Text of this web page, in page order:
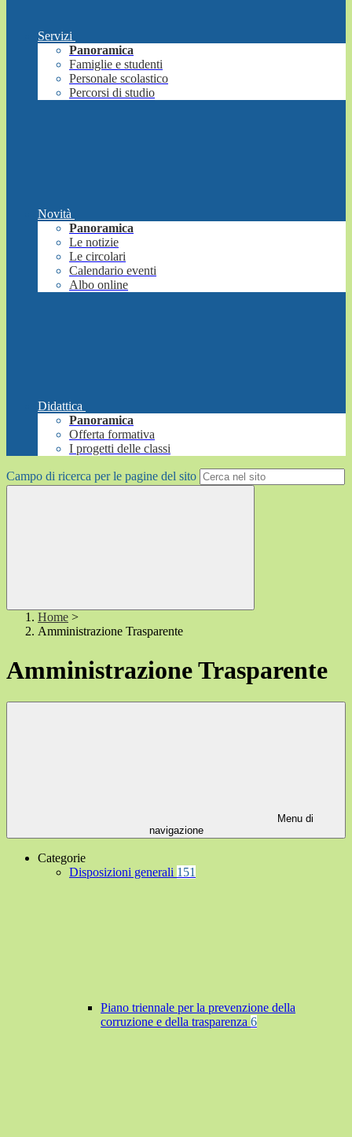
Servizi
Panoramica
Famiglie e studenti
Personale scolastico
Percorsi di studio
Novità
Panoramica
Le notizie
Le circolari
Calendario eventi
Albo online
Didattica
Panoramica
Offerta formativa
I progetti delle classi
Campo di ricerca per le pagine del sito
Home >
Amministrazione Trasparente
Amministrazione Trasparente
Menu di
navigazione
Categorie
Disposizioni generali 151
Piano triennale per la prevenzione della
corruzione e della trasparenza 6